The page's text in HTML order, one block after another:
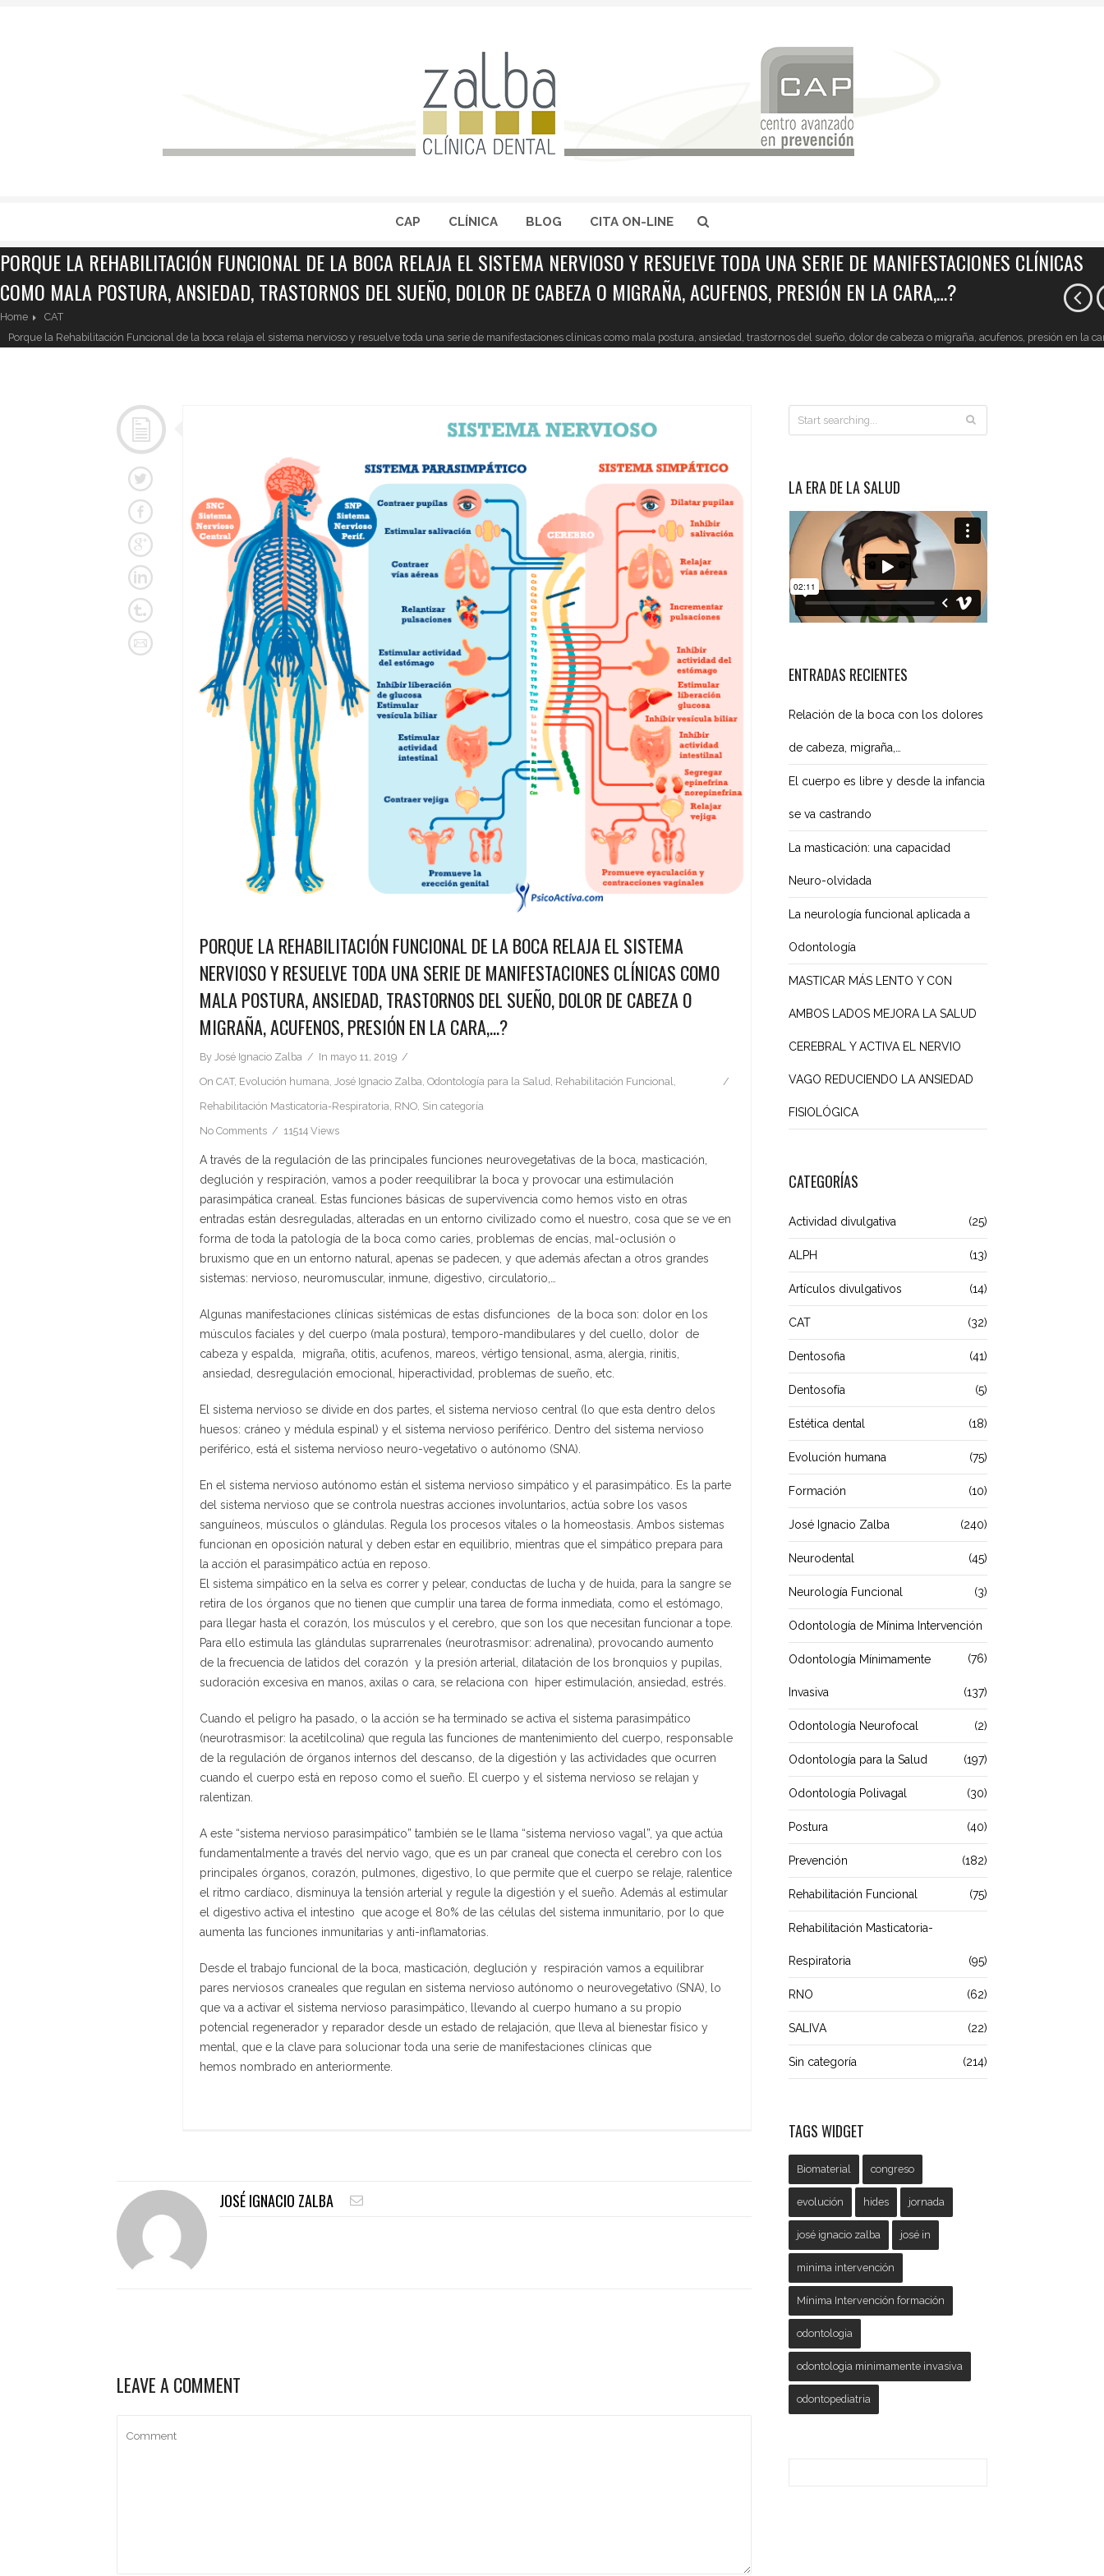
CAP CLÍNICA BLOG CITA ON-LINE
PORQUE LA REHABILITACIÓN FUNCIONAL DE LA BOCA RELAJA EL SISTEMA NERVIOSO Y RESUELVE TODA UNA SERIE DE MANIFESTACIONES CLÍNICAS
COMO MALA POSTURA, ANSIEDAD, TRASTORNOS DEL SUEÑO, DOLOR DE CABEZA O MIGRAÑA, ACUFENOS, PRESIÓN EN LA CARA,…?
Home
CAT
Porque la Rehabilitación Funcional de la boca relaja el sistema nervioso y resuelve toda una serie de manifestaciones clínicas como mala postura, ansiedad, trastornos del sueño, dolor de cabeza o migraña, acufenos, presión en la
PORQUE LA REHABILITACIÓN FUNCIONAL DE LA BOCA RELAJA EL SISTEMA
NERVIOSO Y RESUELVE TODA UNA SERIE DE MANIFESTACIONES CLÍNICAS COMO
MALA POSTURA, ANSIEDAD, TRASTORNOS DEL SUEÑO, DOLOR DE CABEZA O
MIGRAÑA, ACUFENOS, PRESIÓN EN LA CARA,…?
By José Ignacio Zalba In mayo 11, 2019
On CAT, Evolución humana, José Ignacio Zalba, Odontología para la Salud, Rehabilitación Funcional,
Rehabilitación Masticatoria-Respiratoria, RNO, Sin categoría
No Comments
11514 Views
A través de la regulación de las principales funciones neurovegetativas de la boca, masticación,
deglución y respiración, vamos a poder reequilibrar la boca y provocar una estimulación
parasimpática craneal. Estas funciones básicas de supervivencia como hemos visto en otras
entradas están desreguladas, alteradas en un entorno civilizado como el nuestro, cosa que se ve en
forma de toda la patología de la boca como caries, problemas de encías, mal-oclusión o
bruxismo que en un entorno natural, apenas se padecen, y que además afectan a otros grandes
sistemas: nervioso, neuromuscular, inmune, digestivo, circulatorio,…
Algunas manifestaciones clínicas sistémicas de estas disfunciones de la boca son: dolor en los
músculos faciales y del cuerpo (mala postura), temporo-mandibulares y del cuello, dolor de
cabeza y espalda, migraña, otitis, acufenos, mareos, vértigo tensional, asma, alergia, rinitis,
ansiedad, desregulación emocional, hiperactividad, problemas de sueño, etc.
El sistema nervioso se divide en dos partes, el sistema nervioso central (lo que esta dentro delos
huesos: cráneo y médula espinal) y el sistema nervioso periférico. Dentro del sistema nervioso
periférico, está el sistema nervioso neuro-vegetativo o autónomo (SNA).
En el sistema nervioso autónomo están el sistema nervioso simpático y el parasimpático. Es la parte
del sistema nervioso que se controla nuestras acciones involuntarios, actúa sobre los vasos
sanguíneos, músculos o glándulas. Regula los procesos vitales o la homeostasis. Ambos sistemas
funcionan en oposición natural y deben estar en equilibrio, mientras que el simpático prepara para
la acción el parasimpático actúa en reposo.
El sistema simpático en la selva es correr y pelear, conductas de lucha y de huida, para la sangre se
retira de los órganos que no tienen que cumplir una tarea de forma inmediata, como el estómago,
para llegar hasta el corazón, los músculos y el cerebro, que son los que necesitan funcionar a tope.
Para ello estimula las glándulas suprarrenales (neurotrasmisor: adrenalina), provocando aumento
de la frecuencia de latidos del corazón y la presión arterial, dilatación de los bronquios y pupilas,
sudoración excesiva en manos, axilas o cara, se relaciona con hiper estimulación, ansiedad, estrés.
Cuando el peligro ha pasado, o la acción se ha terminado se activa el sistema parasimpático
(neurotrasmisor: la acetilcolina) que regula las funciones de mantenimiento del cuerpo, responsable
de la regulación de órganos internos del descanso, de la digestión y las actividades que ocurren
cuando el cuerpo está en reposo como el sueño. El cuerpo y el sistema nervioso se relajan y
ralentizan.
A este “sistema nervioso parasimpático” también se le llama “sistema nervioso vagal”, ya que actúa
fundamentalmente a través del nervio vago, que es un par craneal que conecta el cerebro con los
principales órganos, corazón, pulmones, digestivo, lo que permite que el cuerpo se relaje, ralentice
el ritmo cardíaco, disminuya la tensión arterial y regule la digestión y el sueño. Además al estimular
el digestivo activa el intestino que acoge el 80% de las células del sistema inmunitario, por lo que
aumenta las funciones inmunitarias y anti-inflamatorias.
Desde el trabajo funcional de la boca, masticación, deglución y respiración vamos a equilibrar
pares nerviosos craneales que regulan en sistema nervioso autónomo o neurovegetativo (SNA), lo
que va a activar el sistema nervioso parasimpático, llevando al cuerpo humano a su propio
potencial regenerador y reparador desde un estado de relajación, que lleva al bienestar físico y
mental, que e la clave para solucionar toda una serie de manifestaciones clínicas que
hemos nombrado en anteriormente.
JOSÉ IGNACIO ZALBA
LEAVE A COMMENT
LA ERA DE LA SALUD
ENTRADAS RECIENTES
Relación de la boca con los dolores
de cabeza, migraña,…
El cuerpo es libre y desde la infancia
se va castrando
La masticación: una capacidad
Neuro-olvidada
La neurología funcional aplicada a
Odontología
MASTICAR MÁS LENTO Y CON
AMBOS LADOS MEJORA LA SALUD
CEREBRAL Y ACTIVA EL NERVIO
VAGO REDUCIENDO LA ANSIEDAD
FISIOLÓGICA
CATEGORÍAS
Actividad divulgativa (25)
ALPH (13)
Artículos divulgativos (14)
CAT (32)
Dentosofia (41)
Dentosofía (5)
Estética dental (18)
Evolución humana (75)
Formación (10)
José Ignacio Zalba (240)
Neurodental (45)
Neurología Funcional (3)
Odontología de Mínima Intervención
(76)
Odontología Mínimamente
Invasiva (137)
Odontología Neurofocal (2)
Odontología para la Salud (197)
Odontología Polivagal (30)
Postura (40)
Prevención (182)
Rehabilitación Funcional (75)
Rehabilitación Masticatoria-
Respiratoria (95)
RNO (62)
SALIVA (22)
Sin categoría (214)
TAGS WIDGET
Biomaterial congreso
evolución hides jornada
josé ignacio zalba josé in
minima intervención
Mínima Intervención formación
odontologia
odontologia minimamente invasiva
odontopediatria